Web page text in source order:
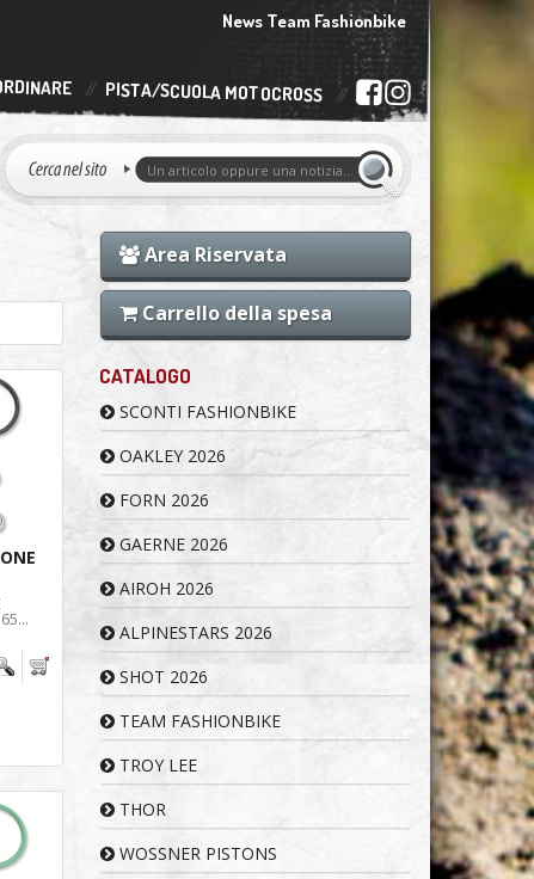
News Team Fashionbike
PISTA/SCUOLA MOTOCROSS
Area Riservata
Carrello della spesa
CATALOGO
SCONTI FASHIONBIKE
OAKLEY 2026
FORN 2026
GAERNE 2026
AIROH 2026
ALPINESTARS 2026
SHOT 2026
TEAM FASHIONBIKE
TROY LEE
THOR
WOSSNER PISTONS